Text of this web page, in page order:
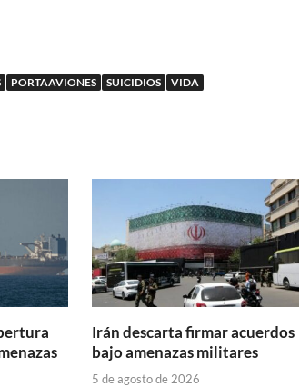
PORTAAVIONES SUICIDIOS VIDA
Irán descarta firmar acuerdos
bajo amenazas militares
5 de agosto de 2026